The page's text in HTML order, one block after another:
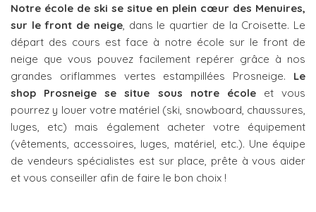
Notre école de ski se situe en plein cœur des Menuires,
sur le front de neige, dans le quartier de la Croisette. Le
départ des cours est face à notre école sur le front de
neige que vous pouvez facilement repérer grâce à nos
grandes oriflammes vertes estampillées Prosneige. Le
shop Prosneige se situe sous notre écoleet vous
pourrez y louer votre matériel (ski, snowboard, chaussures,
luges, etc) mais également acheter votre équipement
(vêtements, accessoires, luges, matériel, etc.). Une équipe
de vendeurs spécialistes est sur place, prête à vous aider
et vous conseiller afin de faire le bon choix !